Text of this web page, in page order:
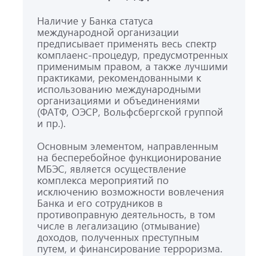
Наличие у Банка статуса
международной организации
предписывает применять весь спектр
комплаенс-процедур, предусмотренных
применимым правом, а также лучшими
практиками, рекомендованными к
использованию международными
организациями и объединениями
(ФАТФ, ОЭСР, Вольфсбергской группой
и пр.).
Основным элементом, направленным
на бесперебойное функционирование
МБЭС, является осуществление
комплекса мероприятий по
исключению возможности вовлечения
Банка и его сотрудников в
противоправную деятельность, в том
числе в легализацию (отмывание)
доходов, полученных преступным
путем, и финансирование терроризма.